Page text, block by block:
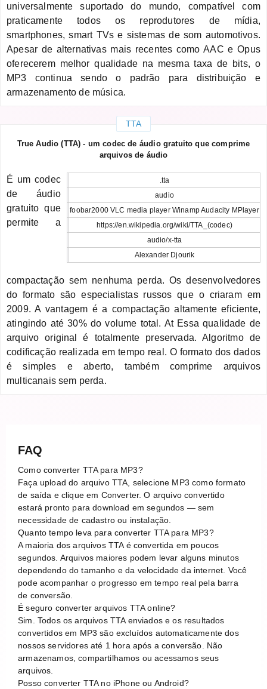
universalmente suportado do mundo, compatível com
praticamente todos os reprodutores de mídia,
smartphones, smart TVs e sistemas de som automotivos.
Apesar de alternativas mais recentes como AAC e Opus
oferecerem melhor qualidade na mesma taxa de bits, o
MP3 continua sendo o padrão para distribuição e
armazenamento de música.
TTA
True Audio (TTA) - um codec de áudio gratuito que comprime
arquivos de áudio
.tta
audio
foobar2000 VLC media player Winamp Audacity MPlayer
https://en.wikipedia.org/wiki/TTA_(codec)
audio/x-tta
Alexander Djourik
É um codec
de áudio
gratuito que
permite a
compactação sem nenhuma perda. Os desenvolvedores
do formato são especialistas russos que o criaram em
2009. A vantagem é a compactação altamente eficiente,
atingindo até 30% do volume total. At Essa qualidade de
arquivo original é totalmente preservada. Algoritmo de
codificação realizada em tempo real. O formato dos dados
é simples e aberto, também comprime arquivos
multicanais sem perda.
FAQ
Como converter TTA para MP3?
Faça upload do arquivo TTA, selecione MP3 como formato
de saída e clique em Converter. O arquivo convertido
estará pronto para download em segundos — sem
necessidade de cadastro ou instalação.
Quanto tempo leva para converter TTA para MP3?
A maioria dos arquivos TTA é convertida em poucos
segundos. Arquivos maiores podem levar alguns minutos
dependendo do tamanho e da velocidade da internet. Você
pode acompanhar o progresso em tempo real pela barra
de conversão.
É seguro converter arquivos TTA online?
Sim. Todos os arquivos TTA enviados e os resultados
convertidos em MP3 são excluídos automaticamente dos
nossos servidores até 1 hora após a conversão. Não
armazenamos, compartilhamos ou acessamos seus
arquivos.
Posso converter TTA no iPhone ou Android?